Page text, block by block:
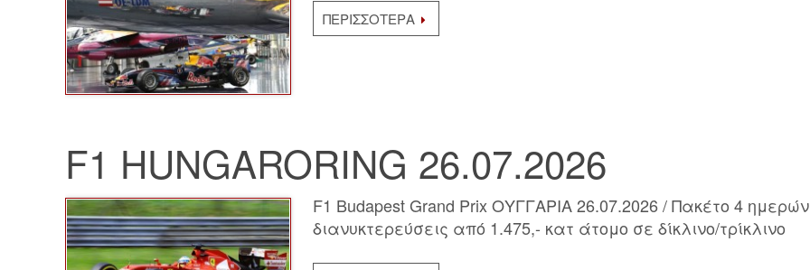
ΠΕΡΙΣΣΌΤΕΡΑ
F1 HUNGARORING 26.07.2026
F1 Budapest Grand Prix ΟΥΓΓΑΡΙΑ 26.07.2026 / Πακέτο 4
διανυκτερεύσεις από 1.475,- κατ άτομο σε δίκλινο/τρίκλινο